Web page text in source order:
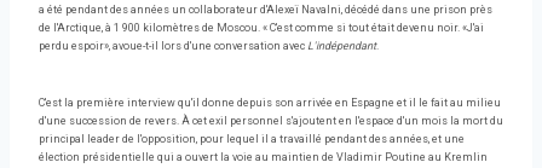
a été pendant des années un collaborateur d'Alexeï Navalni, décédé dans une prison près
de l'Arctique, à 1 900 kilomètres de Moscou. « C'est comme si tout était devenu noir. «J'ai
perdu espoir», avoue-t-il lors d'une conversation avec L'indépendant.
C'est la première interview qu'il donne depuis son arrivée en Espagne et il le fait au milieu
d'une succession de revers. À cet exil personnel s'ajoutent en l'espace d'un mois la mort du
principal leader de l'opposition, pour lequel il a travaillé pendant des années, et une
élection présidentielle qui a ouvert la voie au maintien de Vladimir Poutine au Kremlin